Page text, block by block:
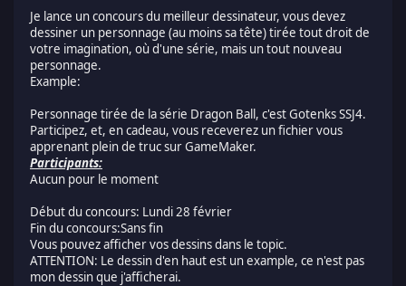
Je lance un concours du meilleur dessinateur, vous devez
dessiner un personnage (au moins sa tête) tirée tout droit de
votre imagination, où d'une série, mais un tout nouveau
personnage.
Example:
Personnage tirée de la série Dragon Ball, c'est Gotenks SSJ4.
Participez, et, en cadeau, vous receverez un fichier vous
apprenant plein de truc sur GameMaker.
Participants:
Aucun pour le moment
Début du concours: Lundi 28 février
Fin du concours:Sans fin
Vous pouvez afficher vos dessins dans le topic.
ATTENTION: Le dessin d'en haut est un example, ce n'est pas
mon dessin que j'afficherai.